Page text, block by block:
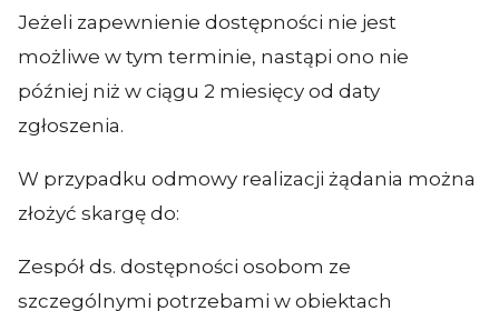
Jeżeli zapewnienie dostępności nie jest
możliwe w tym terminie, nastąpi ono nie
później niż w ciągu 2 miesięcy od daty
zgłoszenia.
W przypadku odmowy realizacji żądania można
złożyć skargę do:
Zespół ds. dostępności osobom ze
szczególnymi potrzebami w obiektach